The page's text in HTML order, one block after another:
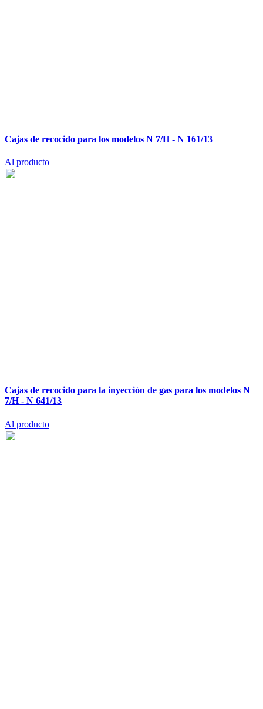
Cajas de recocido para los modelos N 7/H - N 161/13
Al producto
Cajas de recocido para la inyección de gas para los modelos N
7/H - N 641/13
Al producto